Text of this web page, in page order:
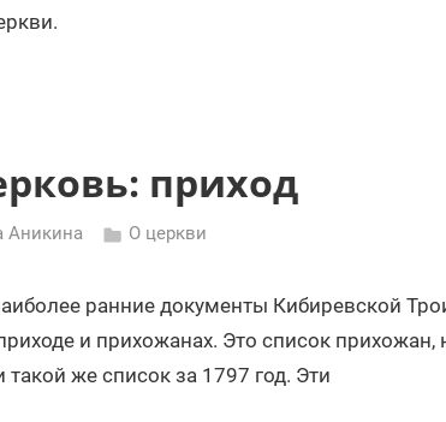
приход
Аникина О церкви
ранние документы Кибиревской
и прихожанах. Это список
такой же список за 1797 год. Эти